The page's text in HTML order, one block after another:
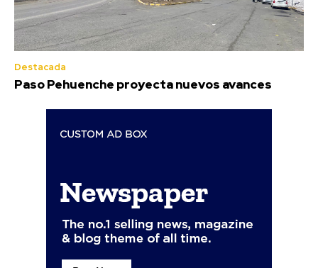
Destacada
Paso Pehuenche proyecta nuevos avances